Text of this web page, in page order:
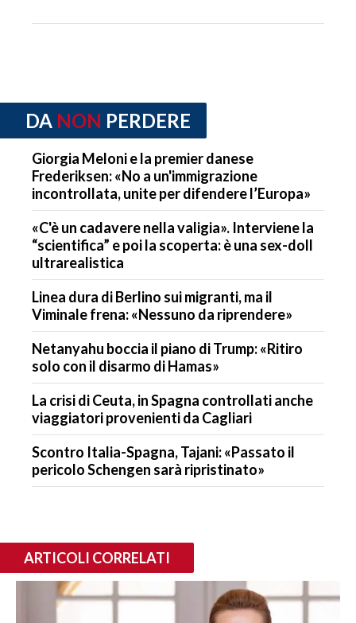
DA NON PERDERE
Giorgia Meloni e la premier danese
Frederiksen: «No a un'immigrazione
incontrollata, unite per difendere l’Europa»
«C'è un cadavere nella valigia». Interviene la
“scientifica” e poi la scoperta: è una sex-doll
ultrarealistica
Linea dura di Berlino sui migranti, ma il
Viminale frena: «Nessuno da riprendere»
Netanyahu boccia il piano di Trump: «Ritiro
solo con il disarmo di Hamas»
La crisi di Ceuta, in Spagna controllati anche
viaggiatori provenienti da Cagliari
Scontro Italia-Spagna, Tajani: «Passato il
pericolo Schengen sarà ripristinato»
ARTICOLI CORRELATI